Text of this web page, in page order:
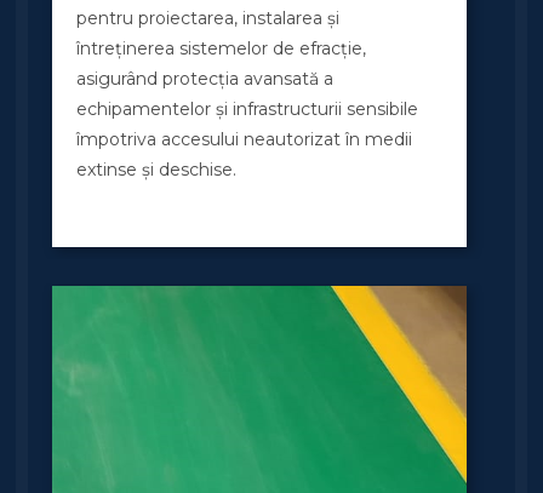
pentru proiectarea, instalarea și
întreținerea sistemelor de efracție,
asigurând protecția avansată a
echipamentelor și infrastructurii sensibile
împotriva accesului neautorizat în medii
extinse și deschise.